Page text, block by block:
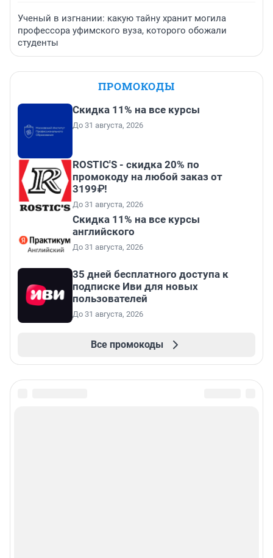
Ученый в изгнании: какую тайну хранит могила
профессора уфимского вуза, которого обожали
студенты
ПРОМОКОДЫ
Скидка 11% на все курсы
До 31 августа, 2026
ROSTIC'S - скидка 20% по
промокоду на любой заказ от
3199₽!
До 31 августа, 2026
Скидка 11% на все курсы
английского
До 31 августа, 2026
35 дней бесплатного доступа к
подписке Иви для новых
пользователей
До 31 августа, 2026
Все промокоды